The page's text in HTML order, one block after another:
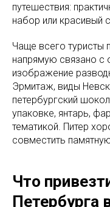
путешествия:
набор или красивый
Чаще всего туристы
напрямую связано с
изображение
Эрмитаж, виды
петербургский
упаковке, янтарь,
тематикой. Питер
совместить
Что
Петербурга